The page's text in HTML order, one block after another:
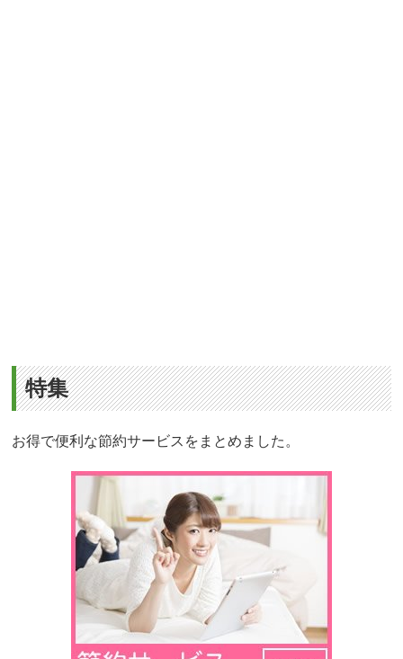
特集
お得で便利な節約サービスをまとめました。